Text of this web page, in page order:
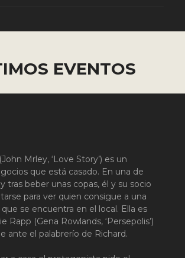
EVENTOS
Mrley, ‘Love Story’) es un
que está casado. En una de
tras beber unas copas, él y su socio
para ver quien consigue a una
se encuentra en el local. Ella es
Rapp (Gena Rowlands, ‘Persepolis’)
ante el palabrerío de Richard.